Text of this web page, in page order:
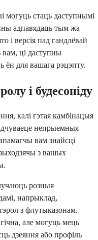
могуць стаць даступнымі
адпавядаць тым жа
і версія пад гандлёвай
ці даступны
ён для вашага рэцэпту.
і будесоніду
калі гэтая камбінацыя
непрыемныя
вам знайсці
з вашых
розныя
напрыклад,
з флутыказонам.
але могуць мець
дзеяння або профіль